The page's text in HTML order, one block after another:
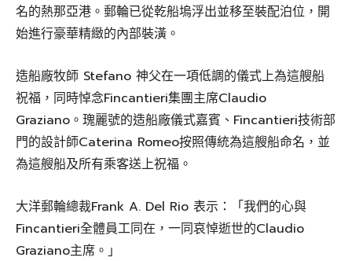
名的熱那亞港。郵輪已從乾船塢浮出並移至裝配泊位，開
始進行豪華精緻的內部裝潢。
造船廠牧師 Stefano 神父在一項低調的儀式上為這艘船
祝福，同時悼念Fincantieri集團主席Claudio
Graziano。瑰麗號的造船廠儀式嘉賓、Fincantieri技術部
門的設計師Caterina Romeo按照傳統為這艘船命名，並
為這艘船及所有乘客送上祝福。
大洋郵輪總裁Frank A. Del Rio 表示：「我們的心與
Fincantieri全體員工同在，一同哀悼逝世的Claudio
Graziano主席。」